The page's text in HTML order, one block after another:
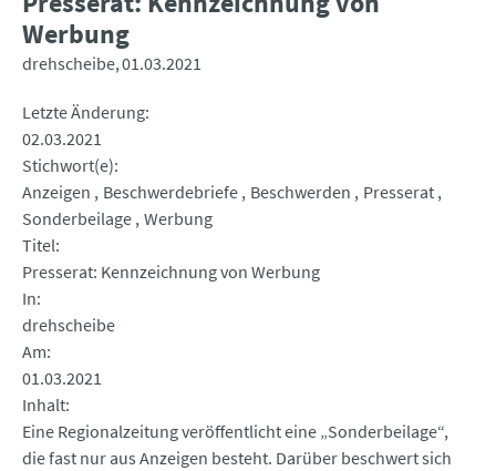
Werbung
drehscheibe 01.03.2021
Letzte Änderung
02.03.2021
Stichwort(e)
Anzeigen
Beschwerdebriefe Beschwerden
Presserat
Sonderbeilage Werbung
Titel
Presserat: Kennzeichnung von Werbung
In
drehscheibe
Am
01.03.2021
Inhalt
Eine Regionalzeitung veröffentlicht eine „Sonderbeilage“,
die fast nur aus Anzeigen besteht. Darüber beschwert sich